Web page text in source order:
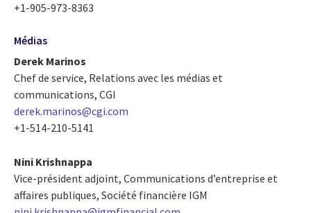
+1-905-973-8363
Médias
Derek Marinos
Chef de service, Relations avec les médias et
communications, CGI
derek.marinos@cgi.com
+1-514-210-5141
Nini Krishnappa
Vice-président adjoint, Communications d’entreprise et
affaires publiques, Société financière IGM